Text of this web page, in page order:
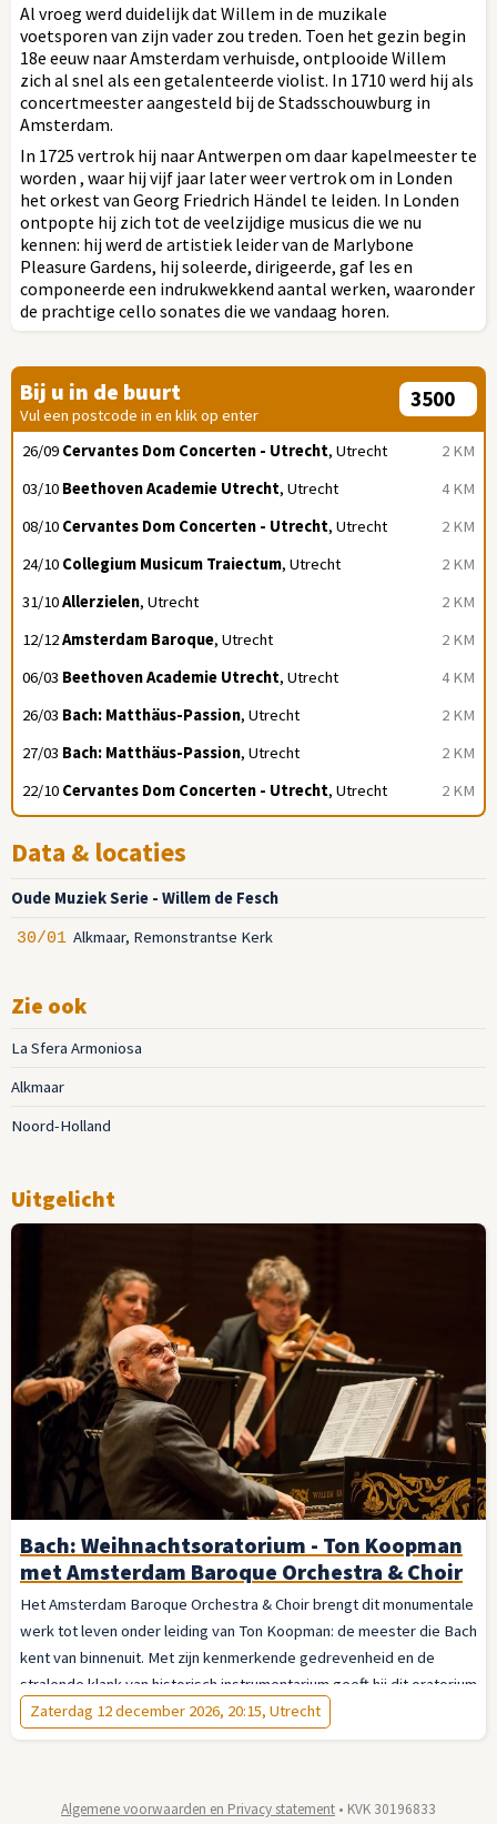
Al vroeg werd duidelijk dat Willem in de muzikale
voetsporen van zijn vader zou treden. Toen het gezin begin
18e eeuw naar Amsterdam verhuisde, ontplooide Willem
zich al snel als een getalenteerde violist. In 1710 werd hij als
concertmeester aangesteld bij de Stadsschouwburg in
Amsterdam.
In 1725 vertrok hij naar Antwerpen om daar kapelmeester te
worden , waar hij vijf jaar later weer vertrok om in Londen
het orkest van Georg Friedrich Händel te leiden. In Londen
ontpopte hij zich tot de veelzijdige musicus die we nu
kennen: hij werd de artistiek leider van de Marlybone
Pleasure Gardens, hij soleerde, dirigeerde, gaf les en
componeerde een indrukwekkend aantal werken, waaronder
de prachtige cello sonates die we vandaag horen.
Bij u in de buurt
Vul een postcode in en klik op enter
2 KM
26/09 Cervantes Dom Concerten - Utrecht, Utrecht
4 KM
03/10 Beethoven Academie Utrecht, Utrecht
2 KM
08/10 Cervantes Dom Concerten - Utrecht, Utrecht
2 KM
24/10 Collegium Musicum Traiectum, Utrecht
2 KM
31/10Allerzielen, Utrecht
2 KM
12/12Amsterdam Baroque, Utrecht
4 KM
06/03 Beethoven Academie Utrecht, Utrecht
2 KM
26/03 Bach: Matthäus-Passion, Utrecht
2 KM
27/03 Bach: Matthäus-Passion, Utrecht
2 KM
22/10 Cervantes Dom Concerten - Utrecht, Utrecht
Data & locaties
Oude Muziek Serie - Willem de Fesch
30/01 Alkmaar, Remonstrantse Kerk
Zie ook
La Sfera Armoniosa
Alkmaar
Noord-Holland
Uitgelicht
Bach: Weihnachtsoratorium - Ton Koopman
met Amsterdam Baroque Orchestra & Choir
Het Amsterdam Baroque Orchestra & Choir brengt dit monumentale
werk tot leven onder leiding van Ton Koopman: de meester die Bach
kent van binnenuit. Met zijn kenmerkende gedrevenheid en de
stralende klank van historisch instrumentarium geeft hij dit oratorium
de vanzelfsprekendheid van iets eeuwigs. Laat u meevoeren — van
de jubelende openingskoren tot de stille verwondering van het slot.
Zaterdag 12 december 2026, 20:15, Utrecht
Algemene voorwaarden en Privacy statement • KVK 30196833